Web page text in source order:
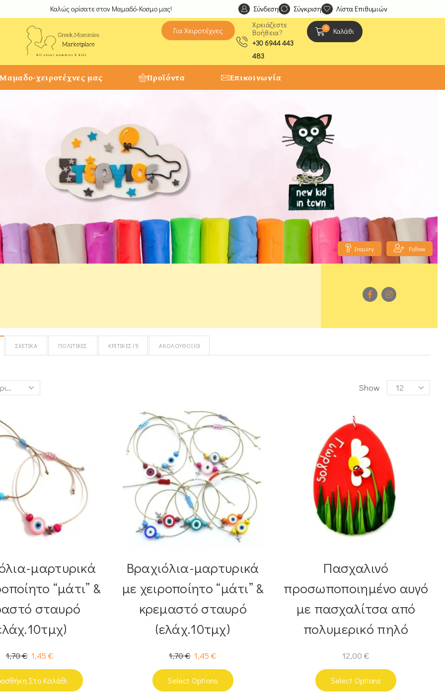
Καλώς ορίσατε στον Μαμαδό-Κοσμο μας! Ανακαλύψτε μοναδικές δημιουργίες από τους
Σύνδεση Σύγκριση Λίστα Επιθυμιών
Για Χειροτέχνες
Χρειάζεστε
Βοήθεια?
+30 6944 443
483
0 Καλάθι
χειροτέχνες μας Προϊόντα Επικοινωνία
Inquiry Follow
ΣΧΕΤΙΚΆ ΠΟΛΙΤΙΚΈΣ ΚΡΙΤΙΚΈΣ (1) ΑΚΌΛΟΥΘΟΙ (0)
Show
μαρτυρικά
“μάτι” &
σταυρό
1,70€ 1,45 €
Στο Καλάθι
Βραχιόλια-μαρτυρικά
με χειροποίητο “μάτι” &
κρεμαστό σταυρό
(ελάχ.10τμχ)
1,70€ 1,45€
Select Options
Πασχαλινό
προσωποποιημένο αυγό
με πασχαλίτσα από
πολυμερικό πηλό
12,00€
Select Options